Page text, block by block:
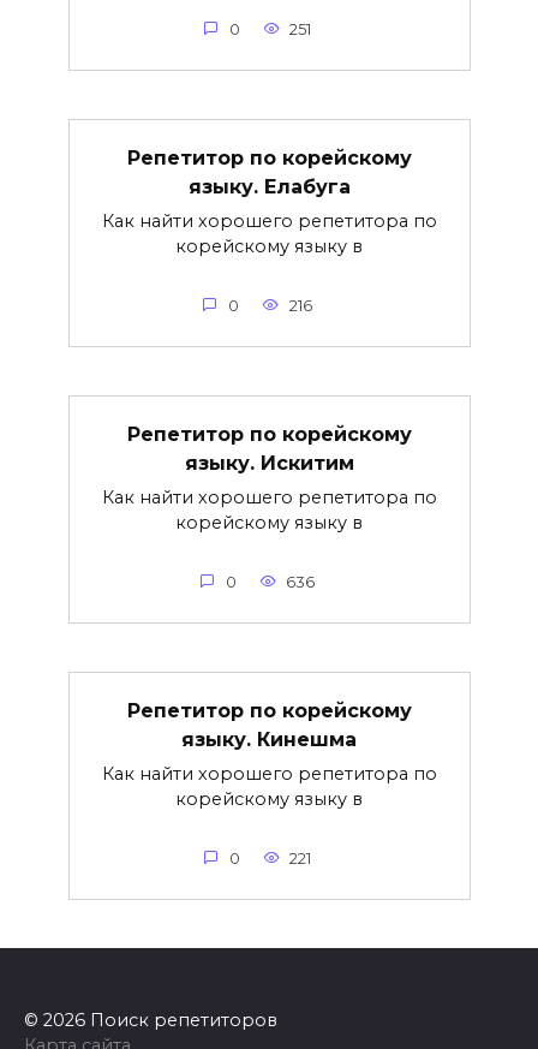
0 251
Репетитор по корейскому
языку. Елабуга
Как найти хорошего репетитора по
корейскому языку в
0 216
Репетитор по корейскому
языку. Искитим
Как найти хорошего репетитора по
корейскому языку в
0 636
Репетитор по корейскому
языку. Кинешма
Как найти хорошего репетитора по
корейскому языку в
0 221
© 2026 Поиск репетиторов